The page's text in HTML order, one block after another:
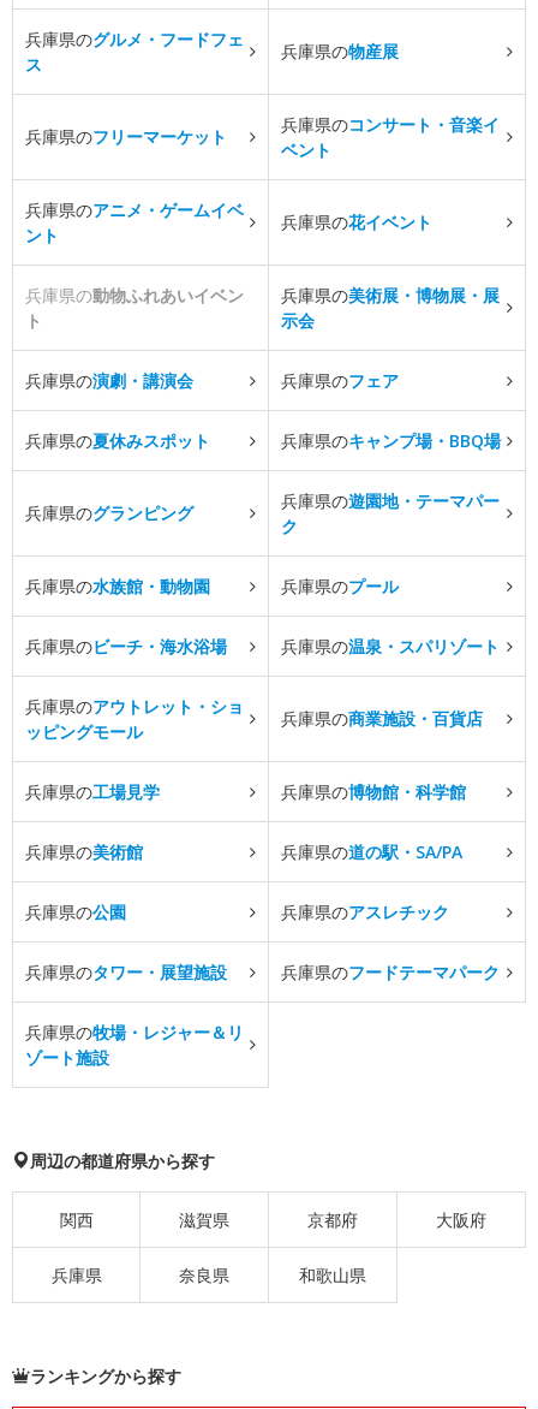
兵庫県のグルメ・フードフェ
ス
兵庫県の物産展
兵庫県のフリーマーケット
兵庫県のコンサート・音楽イ
ベント
兵庫県のアニメ・ゲームイベ
ント
兵庫県の花イベント
兵庫県の動物ふれあいイベン
ト
兵庫県の美術展・博物展・展
示会
兵庫県の演劇・講演会 兵庫県のフェア
兵庫県の夏休みスポット 兵庫県のキャンプ場・BBQ場
兵庫県のグランピング
兵庫県の遊園地・テーマパー
ク
兵庫県の水族館・動物園 兵庫県のプール
兵庫県のビーチ・海水浴場 兵庫県の温泉・スパリゾート
兵庫県のアウトレット・ショ
ッピングモール
兵庫県の商業施設・百貨店
兵庫県の工場見学 兵庫県の博物館・科学館
兵庫県の美術館 兵庫県の道の駅・SA/PA
兵庫県の公園 兵庫県のアスレチック
兵庫県のタワー・展望施設 兵庫県のフードテーマパーク
兵庫県の牧場・レジャー＆リ
ゾート施設
周辺の都道府県から探す
関西 滋賀県 京都府 大阪府
兵庫県 奈良県 和歌山県
ランキングから探す